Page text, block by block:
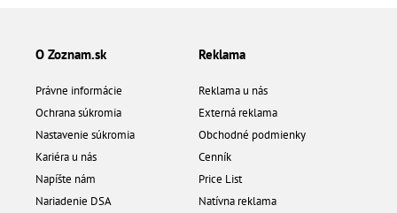
O Zoznam.sk
Právne informácie
Ochrana súkromia
Nastavenie súkromia
Kariéra u nás
Napíšte nám
Nariadenie DSA
Reklama
Reklama u nás
Externá reklama
Obchodné podmienky
Cenník
Price List
Natívna reklama